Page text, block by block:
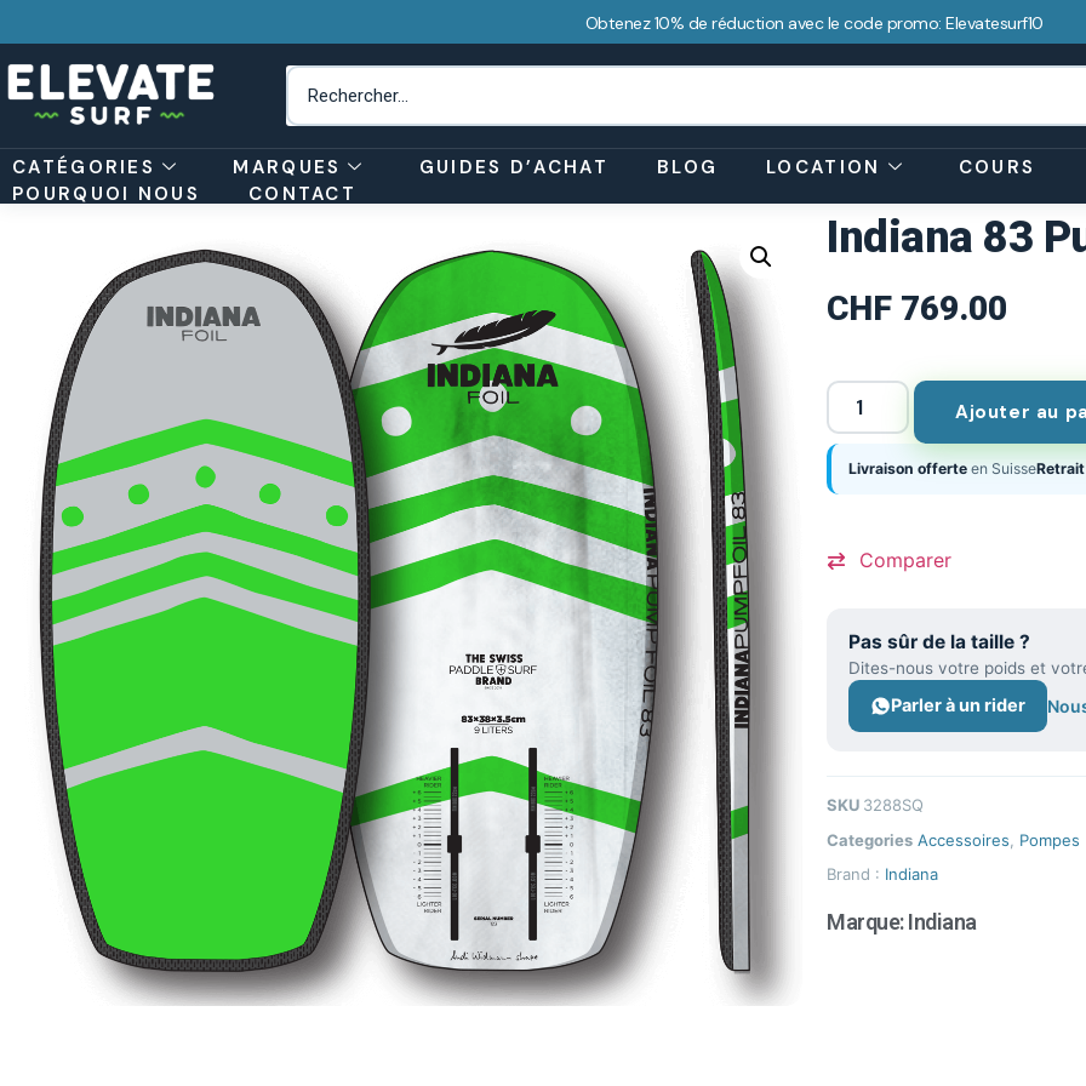
Obtenez 10% de réduction avec le code promo: Elevatesurf10
CATÉGORIES MARQUES GUIDES D’ACHAT BLOG LOCATION
COURS
POURQUOI NOUS
CONTACT
Indiana 83
CHF 769.00
Ajouter au
Livraison offerte en SuisseRetrait
Comparer
Pas sûr de la taille ?
Dites-nous votre poids et
Parler à un rider
SKU 3288SQ
Categories Accessoires, Pompes
Brand : Indiana
Marque:Indiana